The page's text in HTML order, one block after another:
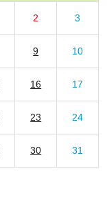
2 3
9 10
16 17
23 24
30 31